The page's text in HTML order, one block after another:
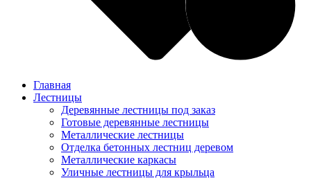
Главная
Лестницы
Деревянные лестницы под заказ
Готовые деревянные лестницы
Металлические лестницы
Отделка бетонных лестниц деревом
Металлические каркасы
Уличные лестницы для крыльца